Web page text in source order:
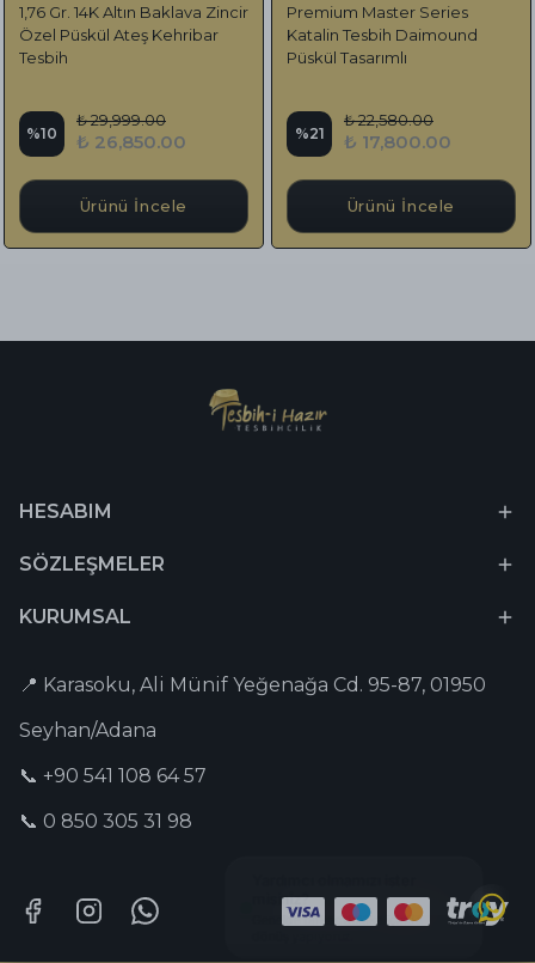
1,76 Gr. 14K Altın Baklava Zincir
Özel Püskül Ateş Kehribar
Tesbih
%10
₺ 29,999.00
₺ 26,850.00
Ürünü İncele
Premium Master Series
Katalin Tesbih Daimound
Püskül Tasarımlı
%21
₺ 22,580.00
₺ 17,800.00
Ürünü İncele
HESABIM
SÖZLEŞMELER
KURUMSAL
📍 Karasoku, Ali Münif Yeğenağa Cd. 95-87, 01950
Seyhan/Adana
📞 +90 541 108 64 57
📞 0 850 305 31 98